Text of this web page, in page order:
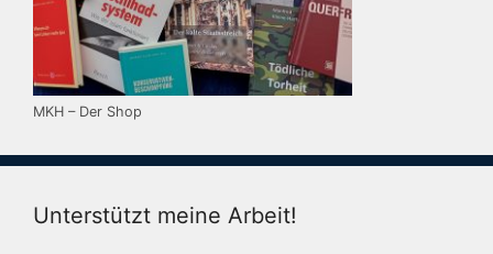
MKH – Der Shop
Unterstützt meine Arbeit!